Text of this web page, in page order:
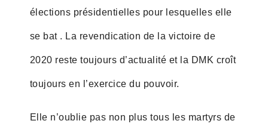
élections présidentielles pour lesquelles elle
se bat . La revendication de la victoire de
2020 reste toujours d’actualité et la DMK croît
toujours en l’exercice du pouvoir.
Elle n’oublie pas non plus tous les martyrs de